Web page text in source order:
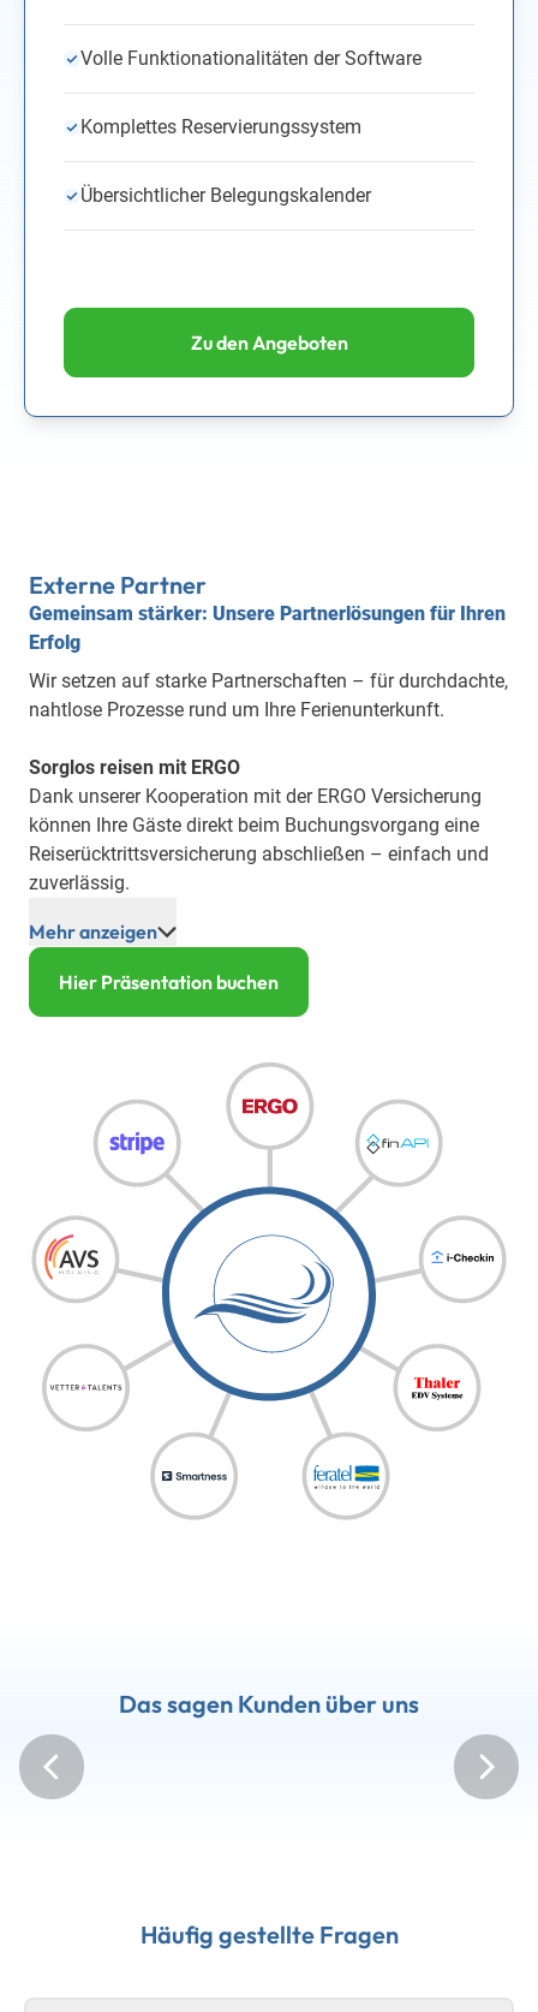
Volle Funktionationalitäten der Software
Komplettes Reservierungssystem
Übersichtlicher Belegungskalender
Zu den Angeboten
Externe Partner
Gemeinsam stärker: Unsere Partnerlösungen für Ihren
Erfolg
Wir setzen auf starke Partnerschaften – für durchdachte,
nahtlose Prozesse rund um Ihre Ferienunterkunft.
Sorglos reisen mit ERGO
Dank unserer Kooperation mit der ERGO Versicherung
können Ihre Gäste direkt beim Buchungsvorgang eine
Reiserücktrittsversicherung abschließen – einfach und
zuverlässig.
Digitale Gästemeldung leicht gemacht
Zahlungsabwicklung mit Stripe & finAPI
Starke Online-Präsenz mit Vetter & Talents
Integriert dank offener API
Mehr anzeigen
Hier Präsentation buchen
Das sagen Kunden über uns
Häufig gestellte Fragen